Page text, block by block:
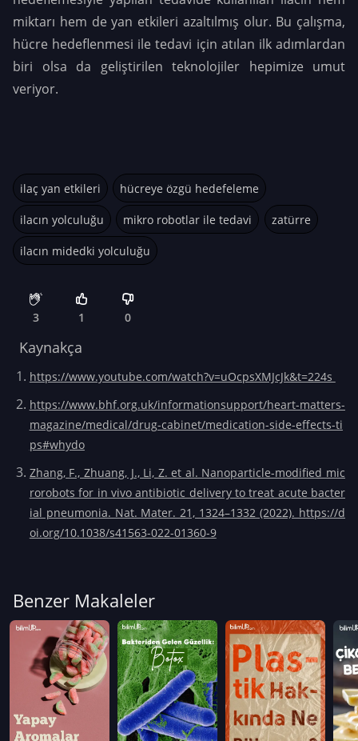
miktarı hem de yan etkileri azaltılmış olur. Bu çalışma,
hücre hedeflenmesi ile tedavi için atılan ilk adımlardan
biri olsa da geliştirilen teknolojiler hepimize umut
veriyor.
ilaç yan etkileri hücreye özgü hedefeleme
ilacın yolculuğu mikro robotlar ile tedavi zatürre
ilacın midedki yolculuğu
3 1 0
Kaynakça
https://www.youtube.com/watch?v=uOcpsXMJcJk&t=224s
https://www.bhf.org.uk/informationsupport/heart-matters-
magazine/medical/drug-cabinet/medication-side-effects-ti
ps#whydo
Zhang, F., Zhuang, J., Li, Z. et al. Nanoparticle-modified mic
rorobots for in vivo antibiotic delivery to treat acute bacter
ial pneumonia. Nat. Mater. 21, 1324–1332 (2022). https://d
oi.org/10.1038/s41563-022-01360-9
Benzer Makaleler